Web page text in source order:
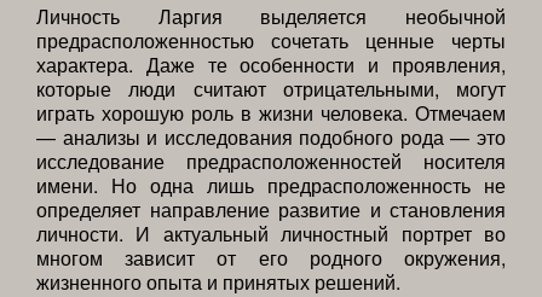
Личность Ларгия выделяется необычной
предрасположенностью сочетать ценные черты
характера. Даже те особенности и проявления,
которые люди считают отрицательными, могут
играть хорошую роль в жизни человека. Отмечаем
— анализы и исследования подобного рода — это
исследование предрасположенностей носителя
имени. Но одна лишь предрасположенность не
определяет направление развитие и становления
личности. И актуальный личностный портрет во
многом зависит от его родного окружения,
жизненного опыта и принятых решений.